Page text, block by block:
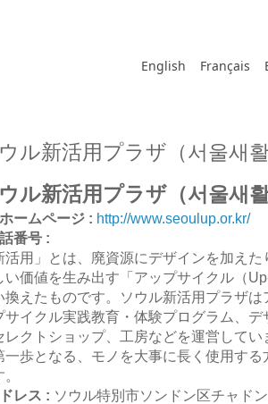
English Français
ル新活用プラザ（서울새
ル新活用プラザ（서울새
ームページ : http://www.seoulup.or.kr/
番号 :
活用」とは、廃資源にデザインを加え
い価値を生み出す「アップサイクル（
換えたものです。ソウル新活用プラザ
サイクル実践教育・体験プログラム、
レクトショップ、工房などを運営して
一歩となる、モノを大事に長く使用す
レス : ソウル特別市ソンドン区チャド